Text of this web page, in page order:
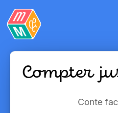
Compter
Conte